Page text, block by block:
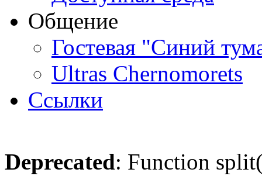
Общение
Гостевая "Синий
Ultras Chernomorets
Ссылки
Deprecated: Function